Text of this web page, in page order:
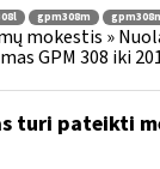
gpm308m gpm308n
mokestis »
GPM 308 iki
turi pateikti